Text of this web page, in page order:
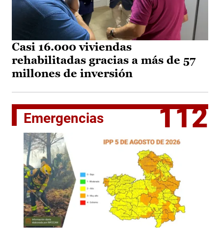
Casi 16.000 viviendas
rehabilitadas gracias a más de 57
millones de inversión
Emergencias 112